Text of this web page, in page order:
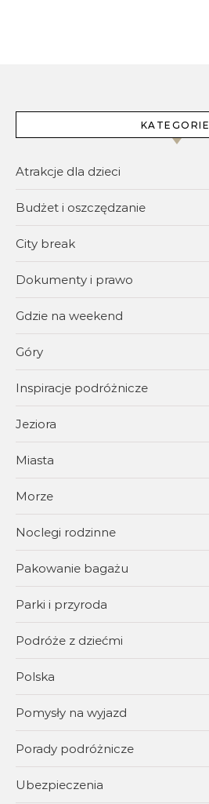
KATEGORIE
Atrakcje dla dzieci
Budżet i oszczędzanie
City break
Dokumenty i prawo
Gdzie na weekend
Góry
Inspiracje podróżnicze
Jeziora
Miasta
Morze
Noclegi rodzinne
Pakowanie bagażu
Parki i przyroda
Podróże z dziećmi
Polska
Pomysły na wyjazd
Porady podróżnicze
Ubezpieczenia